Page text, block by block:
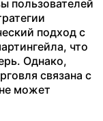
пользователей
подход с
что
Однако,
связана с
может